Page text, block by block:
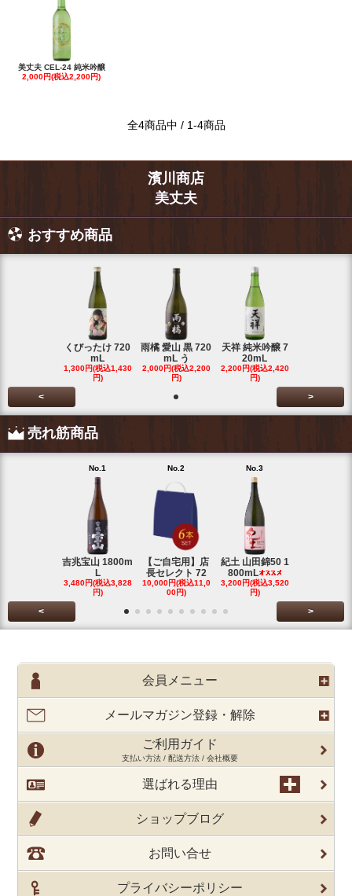
美丈夫 CEL-24 純米吟醸
2,000円(税込2,200円)
全4商品中 / 1-4商品
濱川商店
美丈夫
おすすめ商品
くびったけ 720
mL
1,300円(税込1,430
円)
雨橘 愛山 黒 720
mL う
2,000円(税込2,200
円)
天祥 純米吟醸 7
20mL
2,200円(税込2,420
円)
< >
売れ筋商品
No.1
吉兆宝山 1800m
L
3,480円(税込3,828
円)
No.2
【ご自宅用】店
長セレクト 72
10,000円(税込11,0
00円)
No.3
紀土 山田錦50 1
800mL
3,200円(税込3,520
円)
< >
会員メニュー
メールマガジン登録・解除
ご利用ガイド
支払い方法 / 配送方法 / 会社概要
選ばれる理由
ショップブログ
お問い合せ
プライバシーポリシー